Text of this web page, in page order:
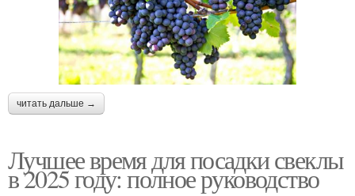
читать дальше →
Лучшее время для посадки свеклы
в 2025 году: полное руководство